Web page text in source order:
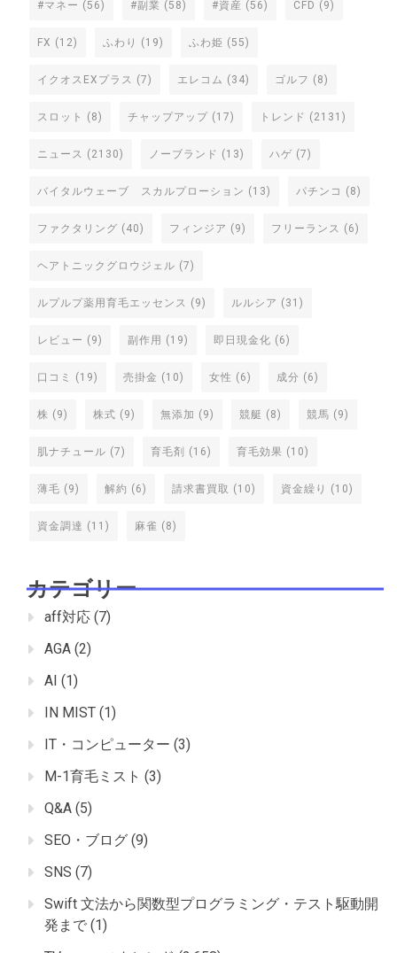
#マネー (56) #副業 (58) #資産 (56) CFD (9)
FX (12) ふわり (19) ふわ姫 (55)
イクオスEXプラス (7) エレコム (34) ゴルフ (8)
スロット (8) チャップアップ (17) トレンド (2131)
ニュース (2130) ノーブランド (13) ハゲ (7)
バイタルウェーブ スカルプローション (13) パチンコ (8)
ファクタリング (40) フィンジア (9) フリーランス (6)
ヘアトニックグロウジェル (7)
ルプルプ薬用育毛エッセンス (9) ルルシア (31)
レビュー (9) 副作用 (19) 即日現金化 (6)
口コミ (19) 売掛金 (10) 女性 (6) 成分 (6)
株 (9) 株式 (9) 無添加 (9) 競艇 (8) 競馬 (9)
肌ナチュール (7) 育毛剤 (16) 育毛効果 (10)
薄毛 (9) 解約 (6) 請求書買取 (10) 資金繰り (10)
資金調達 (11) 麻雀 (8)
カテゴリー
aff対応 (7)
AGA (2)
AI (1)
IN MIST (1)
IT・コンピューター (3)
M-1育毛ミスト (3)
Q&A (5)
SEO・ブログ (9)
SNS (7)
Swift 文法から関数型プログラミング・テスト駆動開
発まで (1)